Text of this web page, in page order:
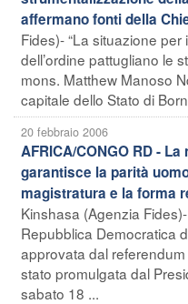
affermano fonti della
Fides)- “La situazione
dell’ordine pattugliano le
mons. Matthew Manoso
capitale dello Stato di
20 febbraio 2006
AFRICA/CONGO RD -
garantisce la parità
magistratura e la forma
Kinshasa (Agenzia
Repubblica Democratica
approvata dal
stato promulgata dal
sabato 18 ...